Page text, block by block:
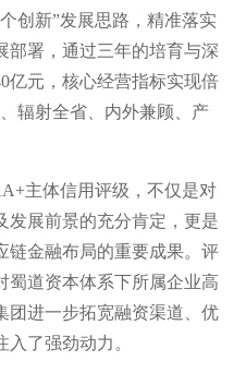
创新”发展思路，精准落实
部署，通过三年的培育与深
亿元，核心经营指标实现倍
辐射全省、内外兼顾、产
主体信用评级，不仅是对
发展前景的充分肯定，更是
链金融布局的重要成果。评
蜀道资本体系下所属企业高
团进一步拓宽融资渠道、优
了强劲动力。